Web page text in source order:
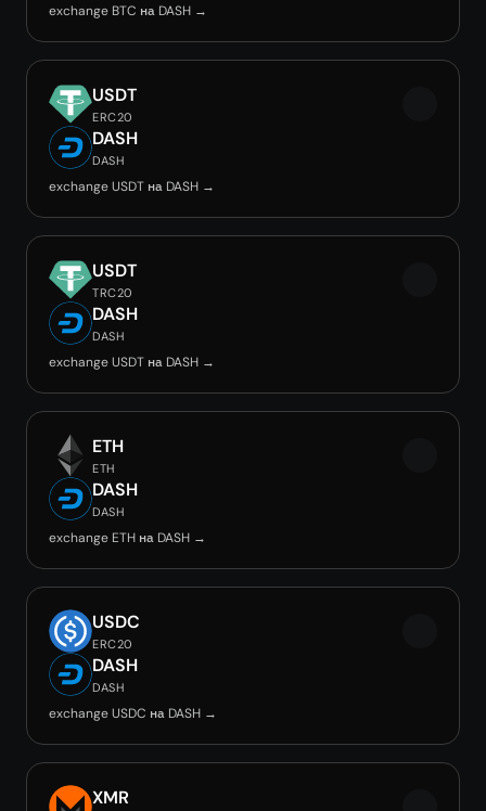
exchange BTC на DASH →
USDT
ERC20
DASH
DASH
exchange USDT на DASH →
USDT
TRC20
DASH
DASH
exchange USDT на DASH →
ETH
ETH
DASH
DASH
exchange ETH на DASH →
USDC
ERC20
DASH
DASH
exchange USDC на DASH →
XMR